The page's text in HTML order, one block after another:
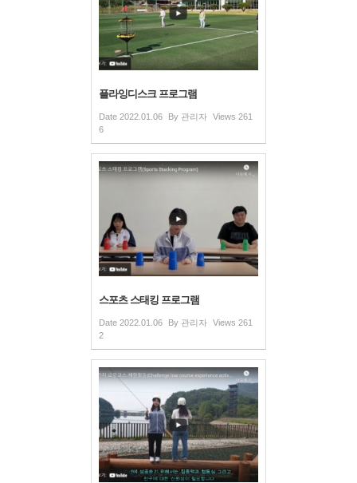
플라잉디스크 프로그램
Date 2022.01.06 By 관리자 Views 261
6
스포츠 스태킹 프로그램
Date 2022.01.06 By 관리자 Views 261
2